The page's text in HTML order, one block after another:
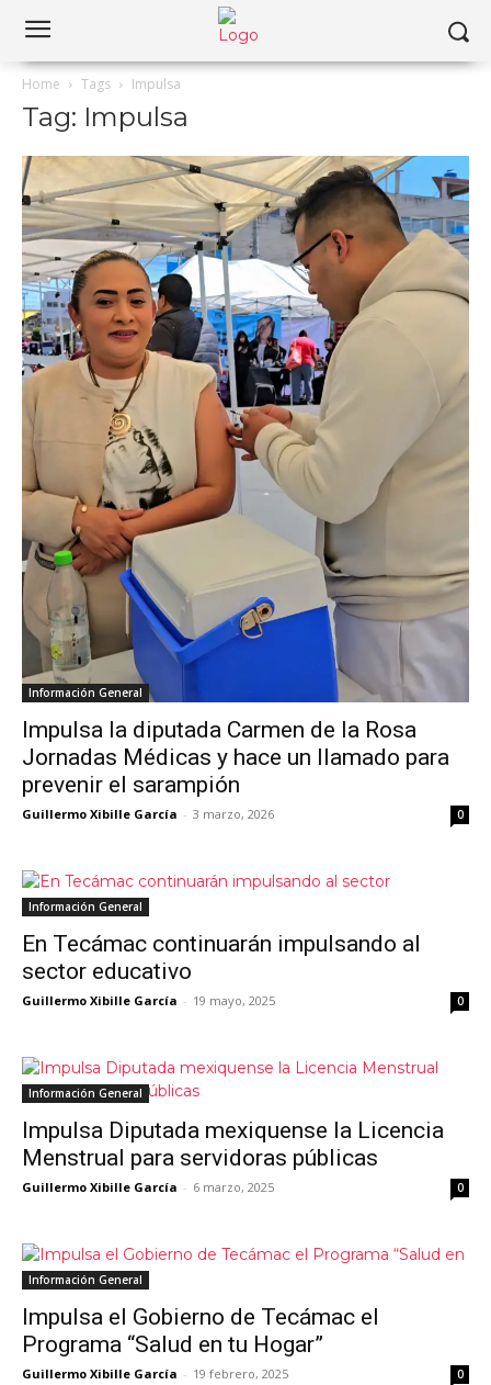
Home Tags Impulsa
Tag: Impulsa
Información General
Impulsa la diputada Carmen de la Rosa
Jornadas Médicas y hace un llamado para
prevenir el sarampión
Guillermo Xibille García - 3 marzo, 2026 0
Información General
En Tecámac continuarán impulsando al
sector educativo
Guillermo Xibille García - 19 mayo, 2025 0
Información General
Impulsa Diputada mexiquense la Licencia
Menstrual para servidoras públicas
Guillermo Xibille García - 6 marzo, 2025 0
Información General
Impulsa el Gobierno de Tecámac el
Programa “Salud en tu Hogar”
Guillermo Xibille García - 19 febrero, 2025 0